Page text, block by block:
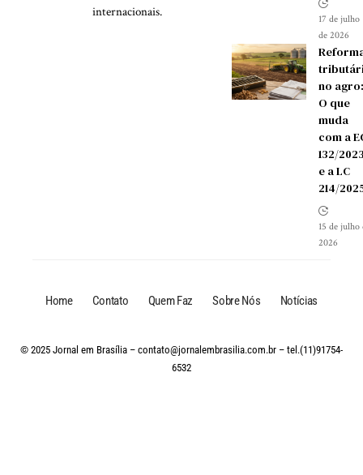
internacionais.
17 de julho
de 2026
no agro:
O que
muda
com a
132/
e a LC
214/
15 de julho
2026
Home Contato Quem Faz Sobre Nós Notícias
© 2025 Jornal em Brasília – contato@jornalembrasilia.com.br – tel.(11)91754-
6532